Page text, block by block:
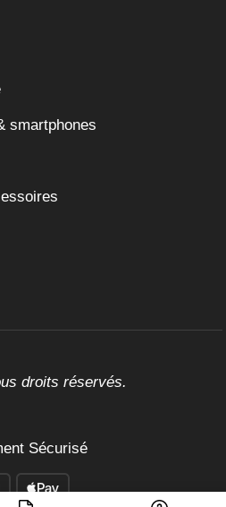
smartphones
droits réservés.
Sécurisé